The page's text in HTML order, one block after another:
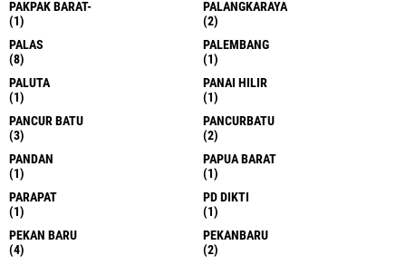
PAKPAK BARAT-
(1)
PALANGKARAYA
(2)
PALAS
(8)
PALEMBANG
(1)
PALUTA
(1)
PANAI HILIR
(1)
PANCUR BATU
(3)
PANCURBATU
(2)
PANDAN
(1)
PAPUA BARAT
(1)
PARAPAT
(1)
PD DIKTI
(1)
PEKAN BARU
(4)
PEKANBARU
(2)